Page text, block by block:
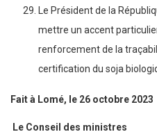
Le Président de la
mettre un accent
renforcement de la
certification du soja
Fait à Lomé, le 26 octobre 2023
Le Conseil des ministres